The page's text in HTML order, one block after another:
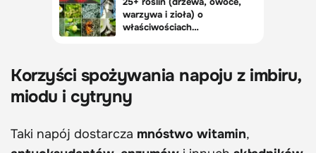
Korzyści spożywania napoju z imbiru,
miodu i cytryny
Taki napój dostarcza mnóstwo witamin,